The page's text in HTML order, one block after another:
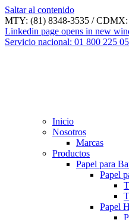
Saltar al contenido
MTY: (81) 8348-3535 / CDMX:
Linkedin page opens in new
Servicio nacional: 01 800 225
Inicio
Nosotros
Marcas
Productos
Papel para
Papel
Papel